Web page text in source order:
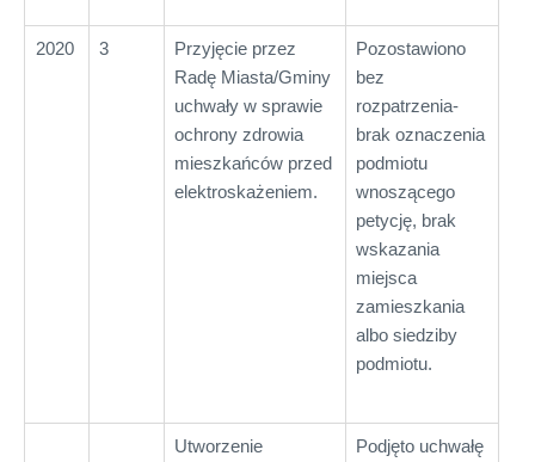
2020 3
Przyjęcie przez
Radę Miasta/Gminy
uchwały w sprawie
ochrony zdrowia
mieszkańców przed
elektroskażeniem.
Pozostawiono
bez
rozpatrzenia-
brak oznaczenia
podmiotu
wnoszącego
petycję, brak
wskazania
miejsca
zamieszkania
albo siedziby
podmiotu.
Utworzenie
Podjęto uchwałę